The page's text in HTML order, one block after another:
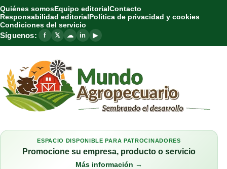
Quiénes somosEquipo editorialContacto
Responsabilidad editorialPolítica de privacidad y cookies
Condiciones del servicio
Síguenos: f 𝕏 ☁ in ▶
ESPACIO DISPONIBLE PARA PATROCINADORES
Promocione su empresa, producto o servicio
Más información →